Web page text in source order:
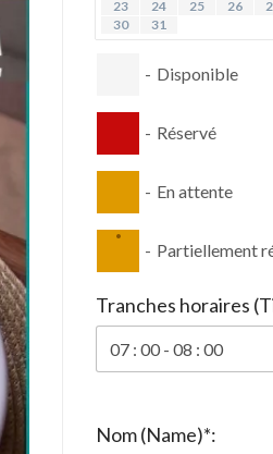
23
24 25 26
30
31
- Disponible
- Réservé
- En attente
·
- Partiellement
Tranches horaires
Nom (Name)*: